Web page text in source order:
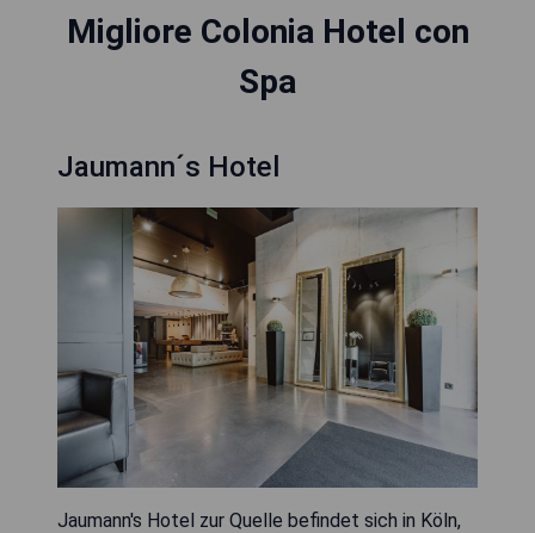
Migliore Colonia Hotel con
Spa
Jaumann´s Hotel
Jaumann's Hotel zur Quelle befindet sich in Köln,